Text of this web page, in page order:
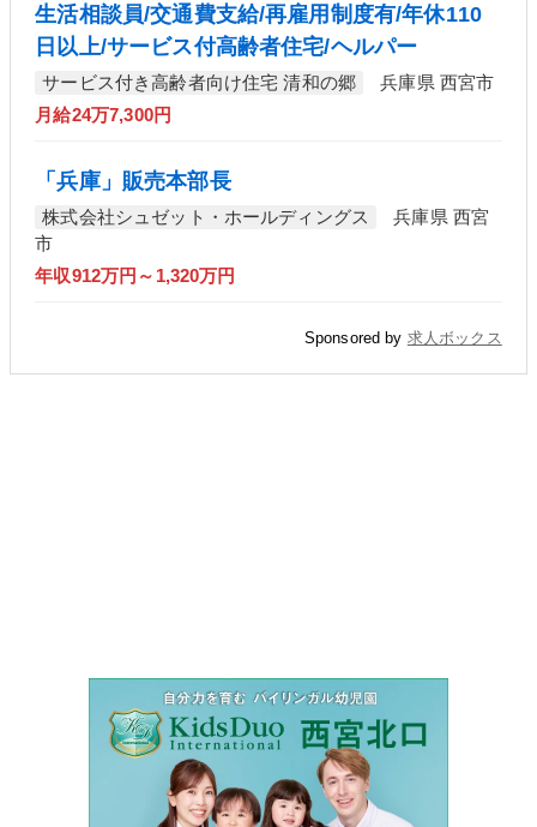
生活相談員/交通費支給/再雇用制度有/年休110
日以上/サービス付高齢者住宅/ヘルパー
サービス付き高齢者向け住宅 清和の郷
兵庫県 西宮市
月給24万7,300円
「兵庫」販売本部長
株式会社シュゼット・ホールディングス
兵庫県 西宮
市
年収912万円～1,320万円
Sponsored by 求人ボックス